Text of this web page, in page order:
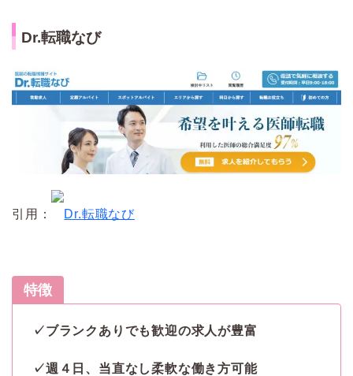
Dr.転職なび
引用： Dr.転職なび
特徴
✓ブランクありでも歓迎の求人が豊富
✓週４日、当直なし柔軟な働き方可能